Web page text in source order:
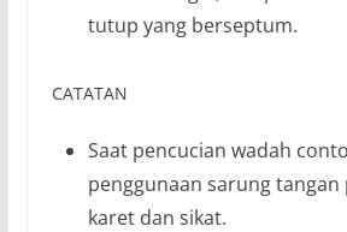
tutup yang berseptum.
CATATAN
Saat pencucian wadah
penggunaan sarung tangan
karet dan sikat.